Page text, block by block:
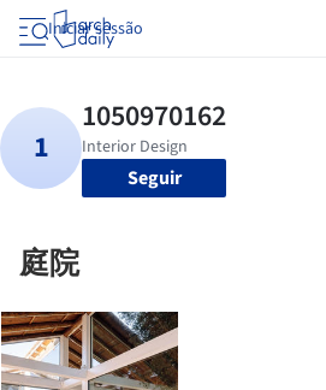
Iniciar sessão
Seguir
庭院